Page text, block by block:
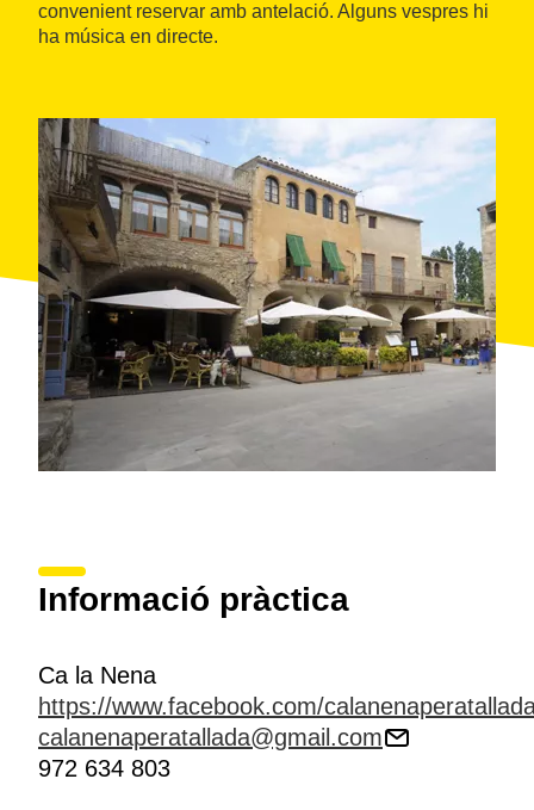
convenient reservar amb antelació. Alguns vespres hi
ha música en directe.
Informació pràctica
Ca la Nena
https://www.facebook.com/
calanenaperatallada@gmail.com
972 634 803